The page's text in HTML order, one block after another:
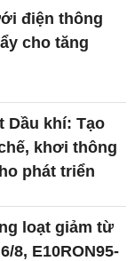
điện thông
cho tăng
Dầu khí: Tạo
khơi thông
phát triển
loạt giảm từ
8, E10RON95-